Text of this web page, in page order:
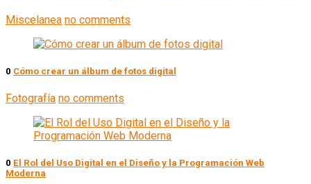
Miscelanea no comments
0 Cómo crear un álbum de fotos digital
Fotografía no comments
0 El Rol del Uso Digital en el Diseño y la Programación Web
Moderna